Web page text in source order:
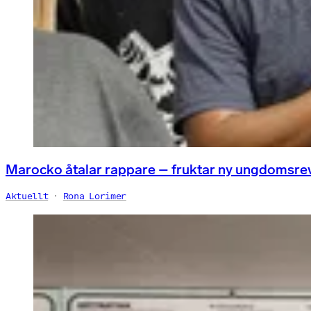
Marocko åtalar rappare – fruktar ny
Aktuellt Rona Lorimer